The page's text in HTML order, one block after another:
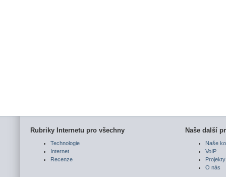
Rubriky Internetu pro všechny
Technologie
Internet
Recenze
Naše další
Naše
VoIP
Projekty
O nás